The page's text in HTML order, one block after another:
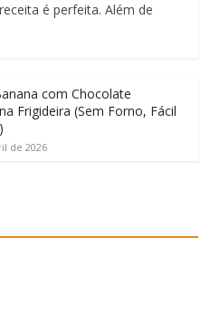
é perfeita. Além de
com Chocolate
Frigideira (Sem Forno, Fácil
de 2026